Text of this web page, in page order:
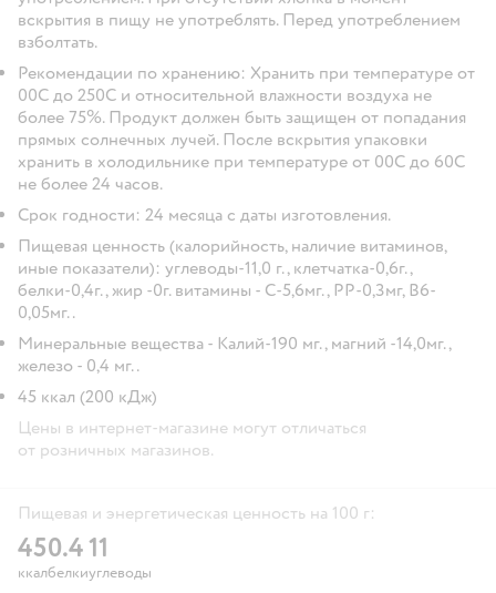
вскрытия в пищу не употреблять. Перед употреблением
взболтать.
Рекомендации по хранению: Хранить при температуре от
00С до 250С и относительной влажности воздуха не
более 75%. Продукт должен быть защищен от попадания
прямых солнечных лучей. После вскрытия упаковки
хранить в холодильнике при температуре от 00С до 60С
не более 24 часов.
Срок годности: 24 месяца с даты изготовления.
Пищевая ценность (калорийность, наличие витаминов,
иные показатели): углеводы-11,0 г., клетчатка-0,6г.,
белки-0,4г., жир -0г. витамины - С-5,6мг., PP-0,3мг, B6-
0,05мг..
Минеральные вещества - Калий-190 мг., магний -14,0мг.,
железо - 0,4 мг..
45 ккал (200 кДж)
Цены в интернет-магазине могут отличаться
от розничных магазинов.
Пищевая и энергетическая ценность на 100 г:
45
ккал
0.4
белки
11
углеводы